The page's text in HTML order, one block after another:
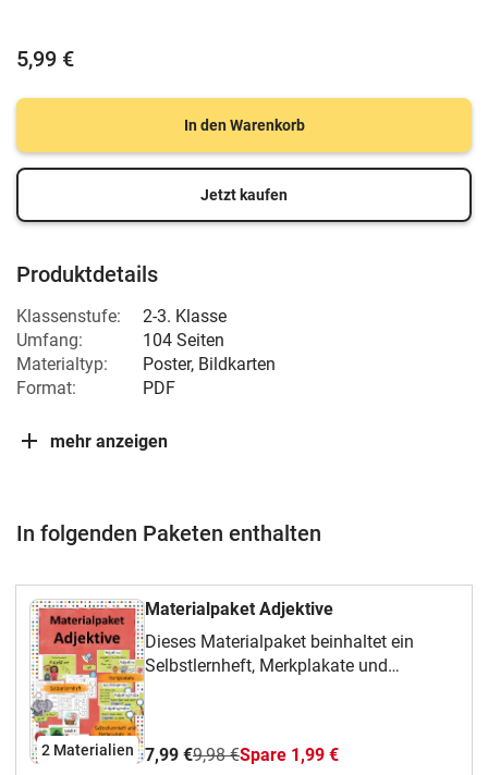
5,99 €
In den Warenkorb
Jetzt kaufen
Produktdetails
Klassenstufe:
2-3. Klasse
Umfang:
104 Seiten
Materialtyp:
Poster, Bildkarten
Format:
PDF
mehr anzeigen
In folgenden Paketen enthalten
2 Materialien
Materialpaket Adjektive
Dieses Materialpaket beinhaltet ein
Selbstlernheft, Merkplakate und
rund um das Thema:drei farbige
7,99 €9,98 €Spare 1,99 €